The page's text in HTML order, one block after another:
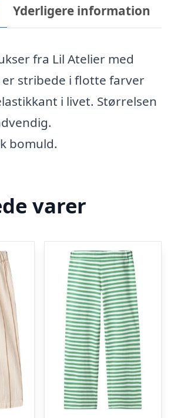
Yderligere information
fra Lil Atelier med
er stribede i flotte farver
i livet. Størrelsen
bomuld.
varer